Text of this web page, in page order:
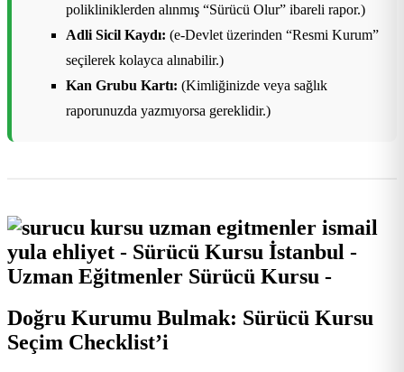
polikliniklerden alınmış “Sürücü Olur” ibareli rapor.)
Adli Sicil Kaydı: (e-Devlet üzerinden “Resmi Kurum”
seçilerek kolayca alınabilir.)
Kan Grubu Kartı: (Kimliğinizde veya sağlık
raporunuzda yazmıyorsa gereklidir.)
Doğru Kurumu Bulmak: Sürücü Kursu
Seçim Checklist’i